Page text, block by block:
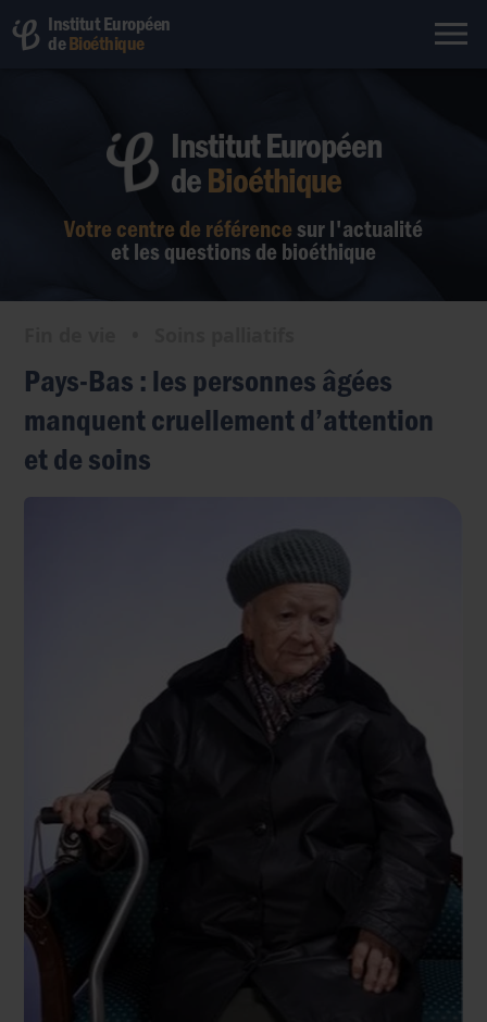
Institut Européen
deBioéthique
Votre centre de référence sur l'actualité
et les questions de bioéthique
Institut Européen
deBioéthique
Pays-Bas : les personnes âgées
manquent cruellement d’attention
et de soins